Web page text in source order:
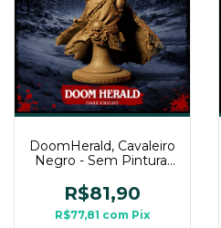
DoomHerald, Cavaleiro
Negro - Sem Pintura,
R$81,90
R$77,81 com Pix